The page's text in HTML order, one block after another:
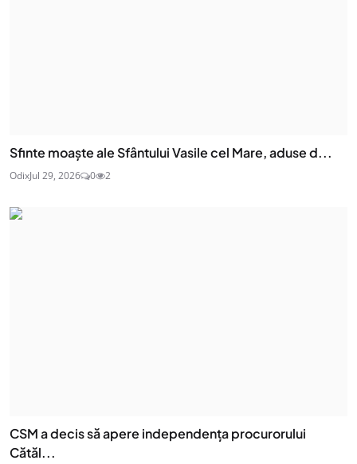
Sfinte moaşte ale Sfântului Vasile cel Mare, aduse d...
OdixJul 29, 2026 0 2
CSM a decis să apere independența procurorului
Cătăl...